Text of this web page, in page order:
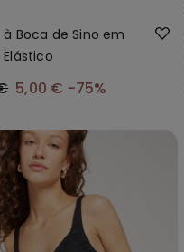
à Boca de Sino em
5,00 € -75%